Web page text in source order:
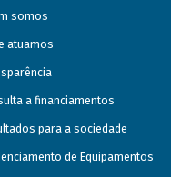
somos
atuamos
a financiamentos
para a sociedade
de Equipamentos